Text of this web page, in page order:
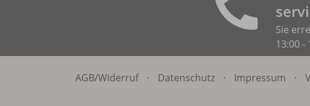
Sie
13:00
AGB/Widerruf · Datenschutz · Impressum ·